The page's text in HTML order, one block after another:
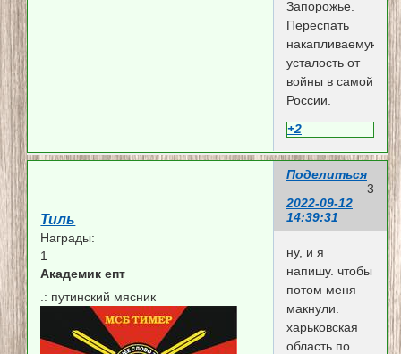
Запорожье.
Переспать
накапливаемую
усталость от
войны в самой
России.
+2
Поделиться
3
2022-09-12
14:39:31
Тиль
Награды:
1
Академик епт
.: путинский мясник
ну, и я
напишу. чтобы
потом меня
макнули.
харьковская
область по